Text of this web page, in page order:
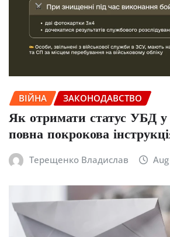
ВІЙНА ЗАКОНОДАВСТВО
Як отримати статус УБД у
повна покрокова
Терещенко Владислав